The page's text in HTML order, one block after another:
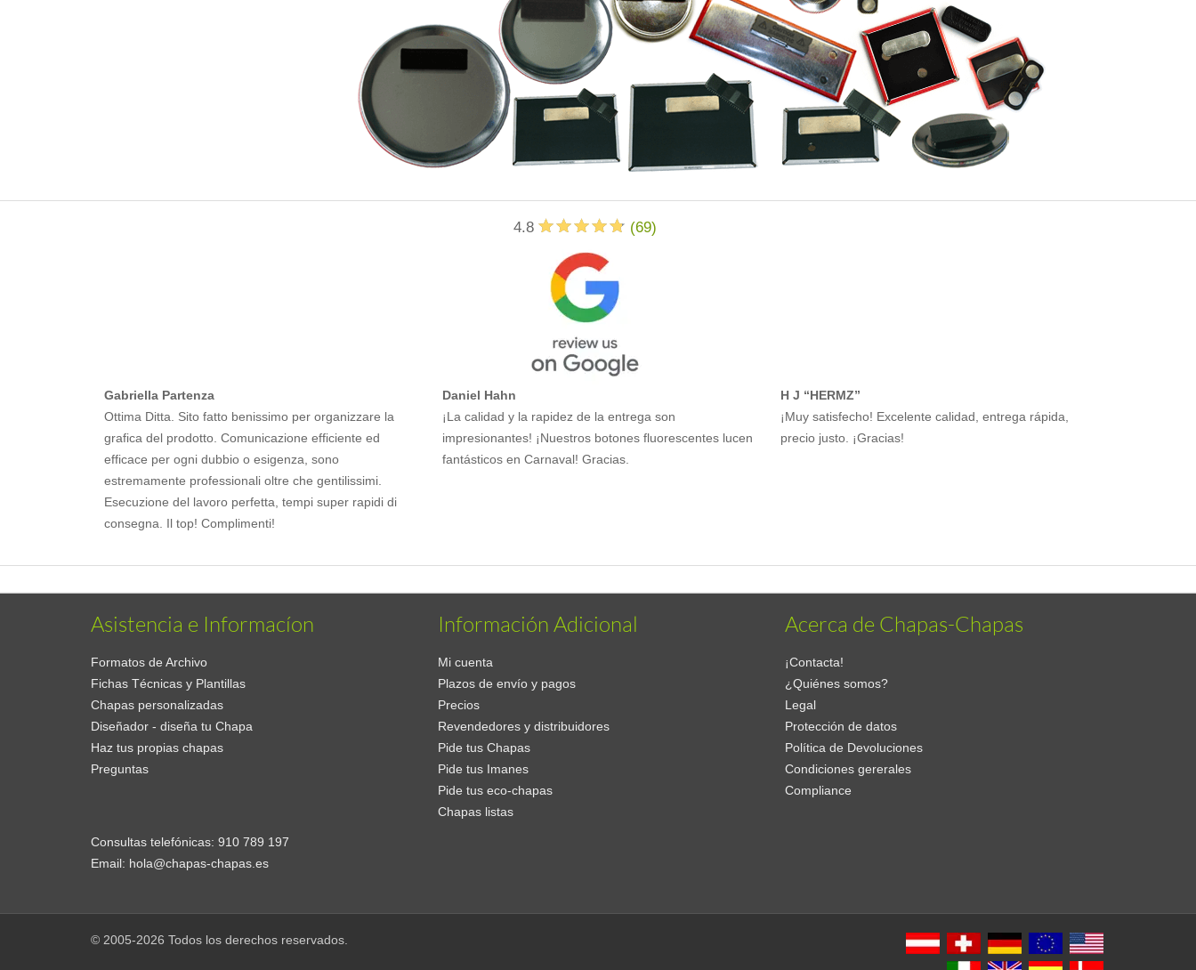
4.8 (69)
Gabriella Partenza
Ottima Ditta. Sito fatto benissimo per organizzare la
grafica del prodotto. Comunicazione efficiente ed
efficace per ogni dubbio o esigenza, sono
estremamente professionali oltre che gentilissimi.
Esecuzione del lavoro perfetta, tempi super rapidi di
consegna. Il top! Complimenti!
Daniel Hahn
¡La calidad y la rapidez de la entrega son
impresionantes! ¡Nuestros botones fluorescentes lucen
fantásticos en Carnaval! Gracias.
H J “HERMZ”
¡Muy satisfecho! Excelente calidad, entrega rápida,
precio justo. ¡Gracias!
Asistencia e Informacíon
Formatos de Archivo
Fichas Técnicas y Plantillas
Chapas personalizadas
Diseñador - diseña tu Chapa
Haz tus propias chapas
Preguntas
Información Adicional
Mi cuenta
Plazos de envío y pagos
Precios
Revendedores y distribuidores
Pide tus Chapas
Pide tus Imanes
Pide tus eco-chapas
Chapas listas
Acerca de Chapas-Chapas
¡Contacta!
¿Quiénes somos?
Legal
Protección de datos
Política de Devoluciones
Condiciones gererales
Compliance
Consultas telefónicas: 910 789 197
Email: hola@chapas-chapas.es
© 2005-2026 Todos los derechos reservados.